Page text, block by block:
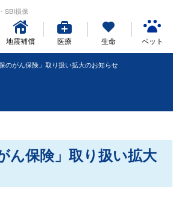
SBI損保
地震補償 医療 生命 ペット
のがん保険」取り扱い拡大のお知らせ
ん保険」取り扱い拡大